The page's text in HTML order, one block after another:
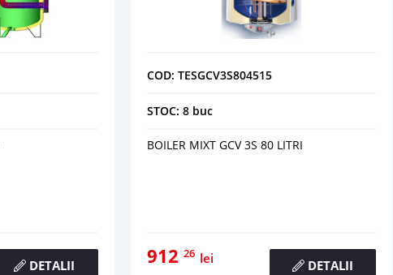
DETALII
COD: TESGCV3S804515
STOC: 8 buc
BOILER MIXT GCV 3S 80 LITRI
912 26 lei DETALII